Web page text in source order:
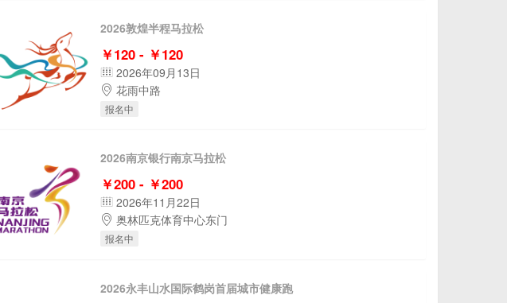
2026敦煌半程马拉松
￥120 - ￥120
2026年09月13日
花雨中路
报名中
2026南京银行南京马拉松
￥200 - ￥200
2026年11月22日
奥林匹克体育中心东门
报名中
2026永丰山水国际鹤岗首届城市健康跑